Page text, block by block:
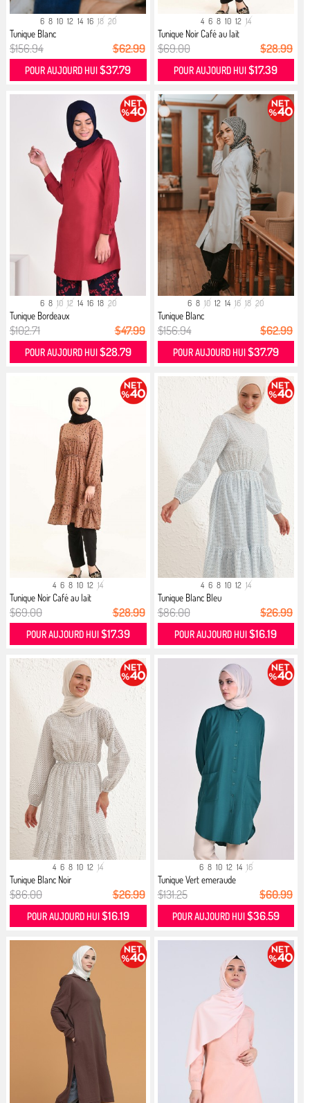
6 8 10 12 14 16 18 20
Tunique Blanc
$156.94 $62.99
POUR AUJOURD HUI$37.79
4 6 8 10 12 14
Tunique Noir Café au lait
$69.00 $28.99
POUR AUJOURD HUI$17.39
6 8 10 12 14 16 18 20
Tunique Bordeaux
$102.71 $47.99
POUR AUJOURD HUI $28.79
6 8 10 12 14 16 18 20
Tunique Blanc
$156.94 $62.99
POUR AUJOURD HUI $37.79
4 6 8 10 12 14
Tunique Noir Café au lait
$69.00 $28.99
POUR AUJOURD HUI $17.39
4 6 8 10 12 14
Tunique Blanc Bleu
$86.00 $26.99
POUR AUJOURD HUI$16.19
4 6 8 10 12 14
Tunique Blanc Noir
$86.00 $26.99
POUR AUJOURD HUI $16.19
6 8 10 12 14 16
Tunique Vert emeraude
$131.25 $60.99
POUR AUJOURD HUI $36.59